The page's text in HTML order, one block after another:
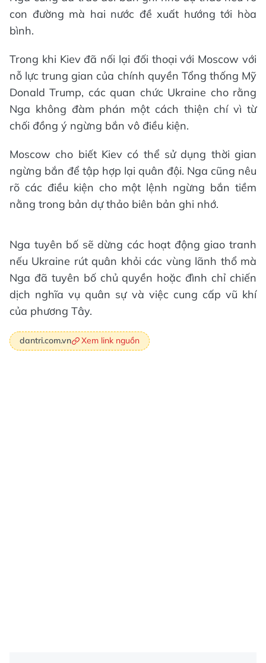
con đường mà hai nước đề xuất hướng tới hòa
bình.
Trong khi Kiev đã nối lại đối thoại với Moscow với
nỗ lực trung gian của chính quyền Tổng thống Mỹ
Donald Trump, các quan chức Ukraine cho rằng
Nga không đàm phán một cách thiện chí vì từ
chối đồng ý ngừng bắn vô điều kiện.
Moscow cho biết Kiev có thể sử dụng thời gian
ngừng bắn để tập hợp lại quân đội. Nga cũng nêu
rõ các điều kiện cho một lệnh ngừng bắn tiềm
nằng trong bản dự thảo biên bản ghi nhớ.
Nga tuyên bố sẽ dừng các hoạt động giao tranh
nếu Ukraine rút quân khỏi các vùng lãnh thổ mà
Nga đã tuyên bố chủ quyền hoặc đình chỉ chiến
dịch nghĩa vụ quân sự và việc cung cấp vũ khí
của phương Tây.
dantri.com.vn Xem link nguồn